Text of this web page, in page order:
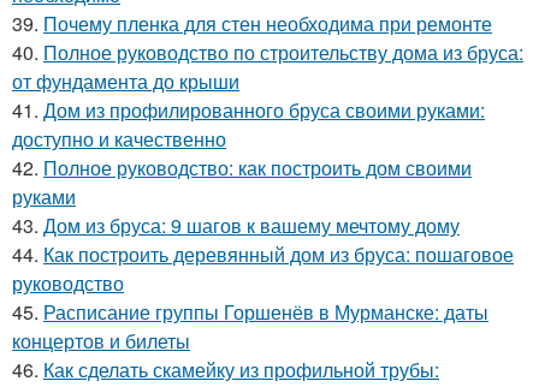
39. Почему пленка для стен необходима при ремонте
40. Полное руководство по строительству дома из бруса:
от фундамента до крыши
41. Дом из профилированного бруса своими руками:
доступно и качественно
42. Полное руководство: как построить дом своими
руками
43. Дом из бруса: 9 шагов к вашему мечтому дому
44. Как построить деревянный дом из бруса: пошаговое
руководство
45. Расписание группы Горшенёв в Мурманске: даты
концертов и билеты
46. Как сделать скамейку из профильной трубы: